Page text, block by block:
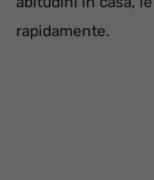
rapidamente.